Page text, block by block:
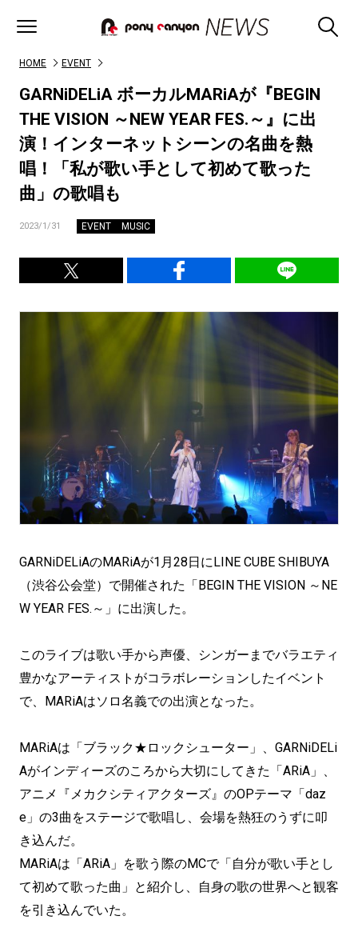
HOME EVENT
GARNiDELiA ボーカルMARiAが『BEGIN
THE VISION ～NEW YEAR FES.～』に出
演！インターネットシーンの名曲を熱
唱！「私が歌い手として初めて歌った
曲」の歌唱も
2023/1/31 EVENT MUSIC
GARNiDELiAのMARiAが1月28日にLINE CUBE SHIBUYA
（渋谷公会堂）で開催された「BEGIN THE VISION ～NE
W YEAR FES.～」に出演した。
このライブは歌い手から声優、シンガーまでバラエティ
豊かなアーティストがコラボレーションしたイベント
で、MARiAはソロ名義での出演となった。
MARiAは「ブラック★ロックシューター」、GARNiDELi
Aがインディーズのころから大切にしてきた「ARiA」、
アニメ『メカクシティアクターズ』のOPテーマ「daz
e」の3曲をステージで歌唱し、会場を熱狂のうずに叩
き込んだ。
MARiAは「ARiA」を歌う際のMCで「自分が歌い手とし
て初めて歌った曲」と紹介し、自身の歌の世界へと観客
を引き込んでいた。